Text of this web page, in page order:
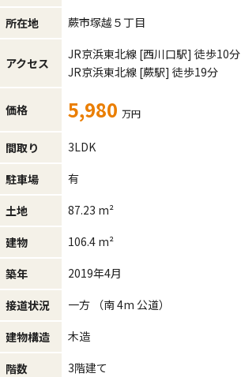
所在地 蕨市塚越５丁目
アクセス
JR京浜東北線 [西川口駅] 徒歩10分
JR京浜東北線 [蕨駅] 徒歩19分
価格 5,980 万円
間取り 3LDK
駐車場 有
土地 87.23 m²
建物 106.4 m²
築年 2019年4月
接道状況 一方 （南 4m 公道）
建物構造 木造
階数 3階建て